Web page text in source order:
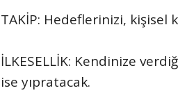
TAKİP: Hedeflerinizi, kişisel
İLKESELLİK: Kendinize
ise yıpratacak.